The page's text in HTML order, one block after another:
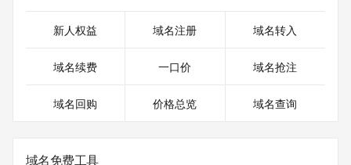
新人权益 域名注册 域名转入
域名续费 一口价 域名抢注
域名回购 价格总览 域名查询
域名免费工具